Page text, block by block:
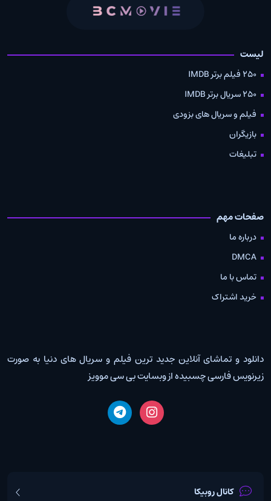
لیست
250 فیلم برتر IMDB
250 سریال برتر IMDB
فیلم و سریال های بزودی
بازیگران
تبلیغات
صفحات مهم
درباره ما
DMCA
تماس با ما
خرید اشتراک
دانلود و تماشای آنلاین جدید ترین فیلم و سریال های دنیا به صورت
زیرنویس فارسی چسبیده از وبسایت بی سی موویز
کانال روبیکا